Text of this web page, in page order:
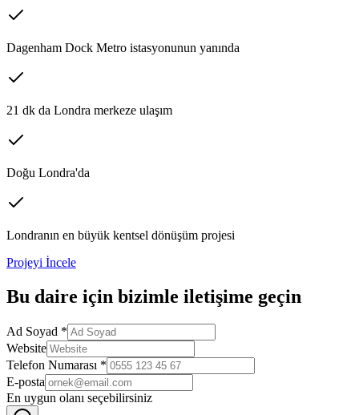
Dagenham Dock Metro istasyonunun yanında
21 dk da Londra merkeze ulaşım
Doğu Londra'da
Londranın en büyük kentsel dönüşüm projesi
Projeyi İncele
Bu daire için bizimle iletişime geçin
Ad Soyad *
Website
Telefon Numarası *
E-posta
En uygun olanı seçebilirsiniz